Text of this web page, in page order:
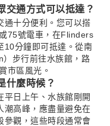
交通方式可以抵達？
通十分便利。您可以搭
75號電車，在Flinders
10分鐘即可抵達。從南
步行前往水族館，路
市區風光。
什麼時候？
平日上午、水族館剛開
潮高峰，應盡量避免在
參觀，這些時段通常會